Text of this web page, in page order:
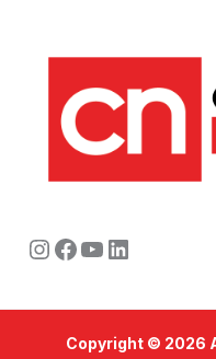
Instagram
Facebook
Youtube
LinkedIn
Copyright © 2026